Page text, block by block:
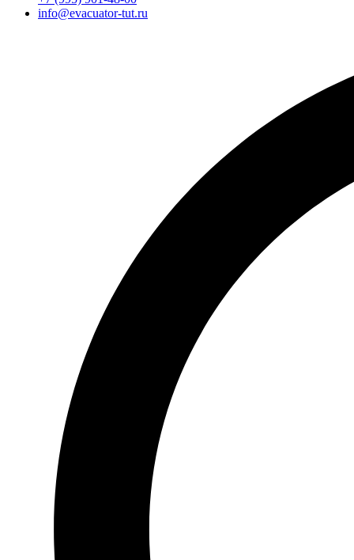
info@evacuator-tut.ru